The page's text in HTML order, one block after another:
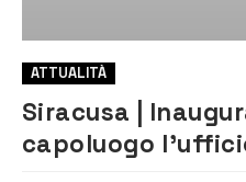
ATTUALITÀ
Siracusa |
capoluogo